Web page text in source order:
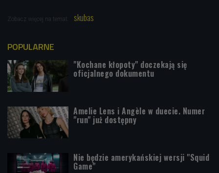
Zobacz więcej na temat: skubas
POPULARNE
"Kochane kłopoty" doczekają się
oficjalnego dokumentu
Amelie Lens i Angèle w duecie. Numer
"run" już dostępny
Nie będzie amerykańskiej wersji "Squid
Game"